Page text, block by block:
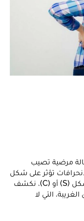
مرضية تصيب
تؤثر على شكل
العمود الفقري المستقيم فيصبح على شكل (S) أو (C)، نكشف
التي لا